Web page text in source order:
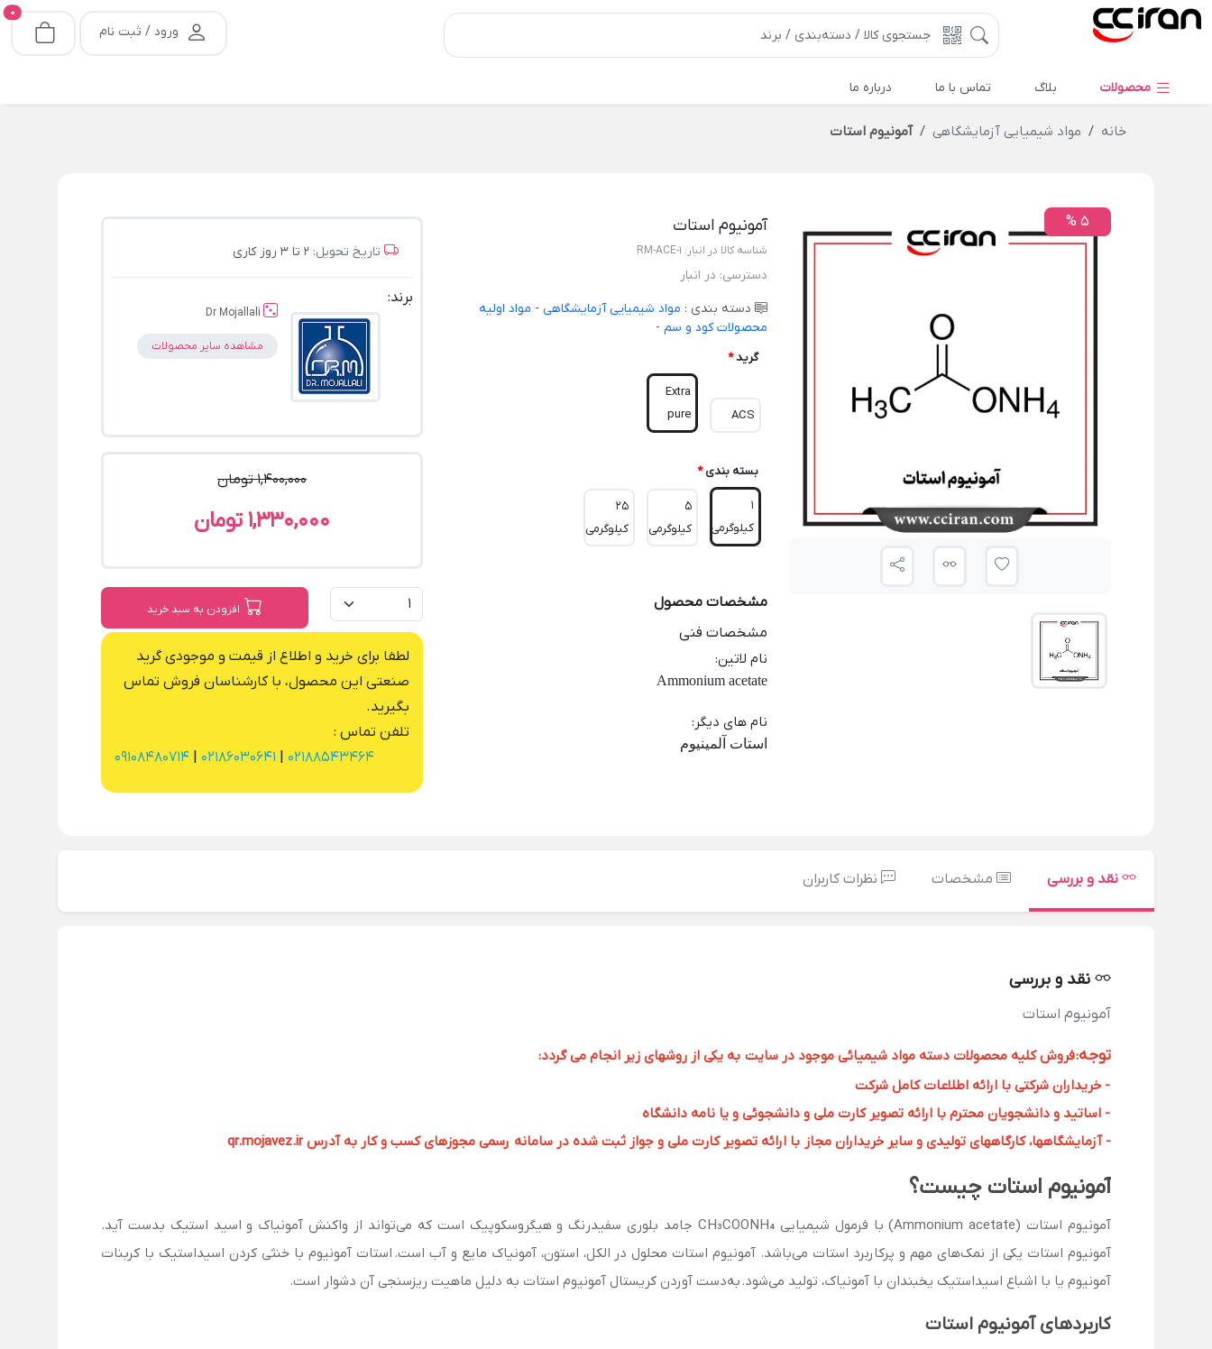
ورود / ثبت نام
0
محصولات بلاگ تماس با ما درباره ما
خانه مواد شیمیایی آزمایشگاهی آمونیوم استات
5 % آمونیوم استات
شناسه کالا در انبار: RM-ACE-1
دسترسی: در انبار
دسته بندی : مواد شیمیایی آزمایشگاهی - مواد اولیه
محصولات کود و سم -
گرید*
ACS
Extra
pure
بسته بندی *
1
کیلوگرمی
5
کیلوگرمی
25
کیلوگرمی
مشخصات محصول
مشخصات فنی
نام لاتین:
Ammonium acetate
نام های دیگر :
استات آلمینیوم
تاریخ تحویل: 2 تا 3 روز کاری
برند:
Dr Mojallali
مشاهده سایر محصولات
1,400,000 تومان
1,330,000 تومان
افزودن به سبد خرید
لطفا برای خرید و اطلاع از قیمت و موجودی گرید
صنعتی این محصول، با کارشناسان فروش تماس
بگیرید.
تلفن تماس :
02188543464
02186030641
09108480714
نقد و بررسی مشخصات نظرات کاربران
نقد و بررسی
آمونیوم استات
توجه:فروش کلیه محصولات دسته مواد شیمیائی موجود در سایت به یکی از روشهای زیر انجام می گردد:
- خریداران شرکتی با ارائه اطلاعات کامل شرکت
- اساتید و دانشجویان محترم با ارائه تصویر کارت ملی و دانشجوئی و یا نامه دانشگاه
- آزمایشگاهها، کارگاههای تولیدی و سایر خریداران مجاز با ارائه تصویر کارت ملی و جواز ثبت شده در سامانه رسمی مجوزهای کسب و کار به آدرس qr.mojavez.ir
آمونیوم استات چیست؟
آمونیوم استات (Ammonium acetate) با فرمول شیمیایی CH₃COONH₄ جامد بلوری سفیدرنگ و هیگروسکوپیک است که می‌تواند از واکنش آمونیاک و اسید استیک بدست آید.
آمونیوم استات یکی از نمک‌های مهم و پرکاربرد استات می‌باشد. آمونیوم استات محلول در الکل، استون، آمونیاک مایع و آب است. استات آمونیوم با خنثی کردن اسیداستیک با کربنات
آمونیوم یا با اشباع اسیداستیک یخبندان با آمونیاک، تولید می‌شود. به‌دست آوردن کریستال آمونیوم استات به دلیل ماهیت ریزسنجی آن دشوار است.
کاربردهای آمونیوم استات